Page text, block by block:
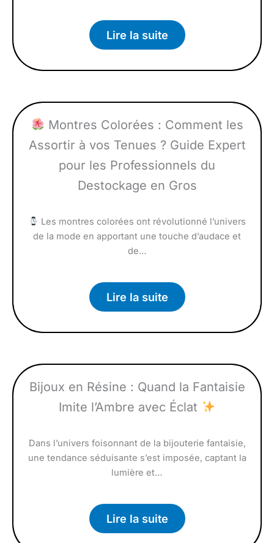
Lire la suite
Montres Colorées : Comment les
Assortir à vos Tenues ? Guide Expert
pour les Professionnels du
Destockage en Gros
Les montres colorées ont révolutionné l’univers
de la mode en apportant une touche d’audace et
de…
Lire la suite
Bijoux en Résine : Quand la Fantaisie
Imite l’Ambre avec Éclat
Dans l’univers foisonnant de la bijouterie fantaisie,
une tendance séduisante s’est imposée, captant la
lumière et…
Lire la suite